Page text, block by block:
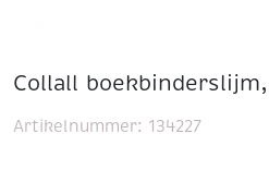
Collall
Artikelnummer: 134227